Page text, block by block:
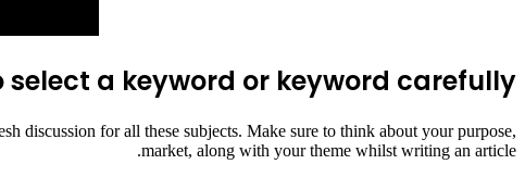
select a keyword or keyword carefully.
discussion for all these subjects. Make sure to think about your purpose,
market, along with your theme whilst writing an article.